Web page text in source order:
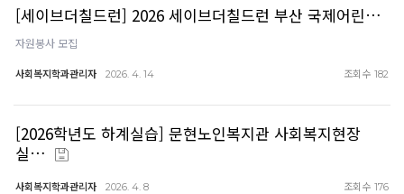
[세이브더칠드런] 2026 세이브더칠드런 부산 국제어린…
자원봉사 모집
사회복지학과관리자 2026. 4. 14 조회수 182
[2026학년도 하계실습] 문현노인복지관 사회복지현장
실…
사회복지학과관리자 2026. 4. 8 조회수 176